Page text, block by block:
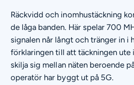
Räckvidd och inomhustäckning
de låga banden. Här spelar 700
signalen når långt och tränger in i
förklaringen till att täckningen ute
skilja sig mellan näten beroende
operatör har byggt ut på 5G.